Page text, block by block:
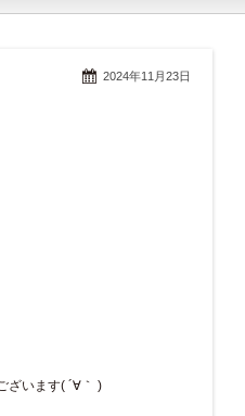
2024年11月23日
ざいます( ´∀｀ )